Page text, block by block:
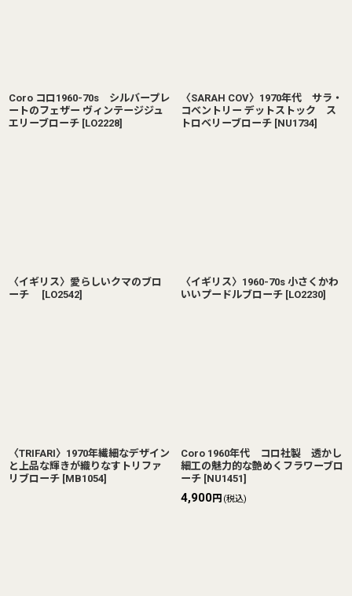
Coro コロ1960-70s シルバープレ
ートのフェザー ヴィンテージジュ
エリーブローチ [LO2228]
〈SARAH COV〉1970年代 サラ・
コベントリー デットストック ス
トロベリーブローチ [NU1734]
〈イギリス〉愛らしいクマのブロ
ーチ
[LO2542]
〈イギリス〉1960-70s 小さくかわ
いいプードルブローチ [LO2230]
〈TRIFARI〉1970年繊細なデザイン
と上品な輝きが織りなすトリファ
リブローチ [MB1054]
Coro 1960年代 コロ社製 透かし
細工の魅力的な艶めくフラワーブロ
ーチ [NU1451]
4,900円 (税込)